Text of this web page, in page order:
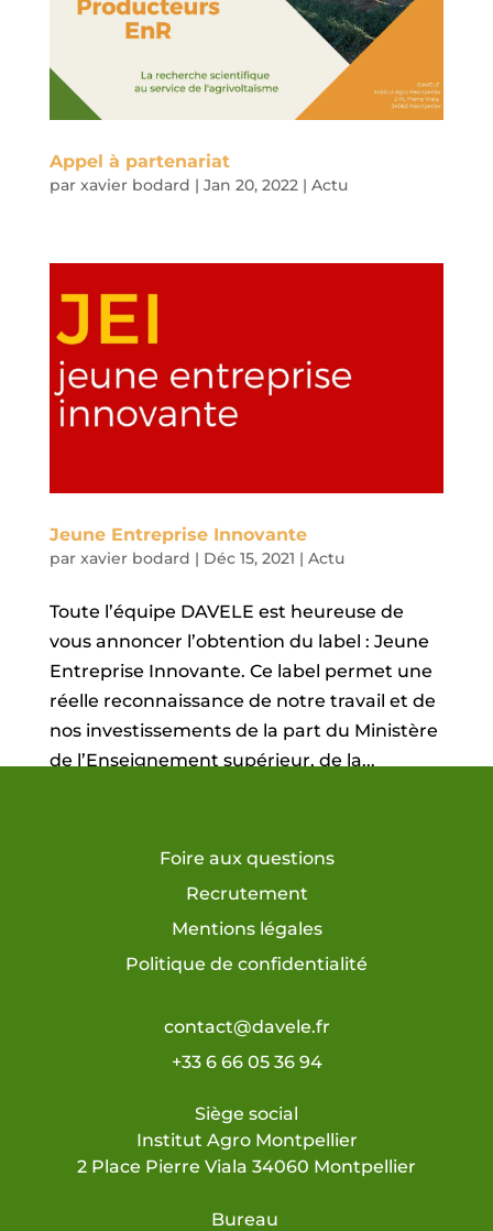
Appel à partenariat
par xavier bodard | Jan 20, 2022| Actu
Jeune Entreprise Innovante
par xavier bodard | Déc 15, 2021 | Actu
Toute l’équipe DAVELE est heureuse de
vous annoncer l’obtention du label : Jeune
Entreprise Innovante. Ce label permet une
réelle reconnaissance de notre travail et de
nos investissements de la part du Ministère
de l’Enseignement supérieur, de la...
Foire aux questions
Recrutement
Mentions légales
Politique de confidentialité
contact@davele.fr
+33 6 66 05 36 94
Siège social
Institut Agro Montpellier
2 Place Pierre Viala 34060 Montpellier
Bureau